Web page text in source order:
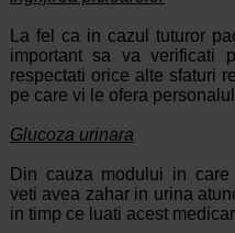
La fel ca in cazul tuturor
important sa va verificati
respectati orice alte sfaturi
pe care vi le ofera
Glucoza urinara
Din cauza modului in care
veti avea zahar in urina
in timp ce luati acest